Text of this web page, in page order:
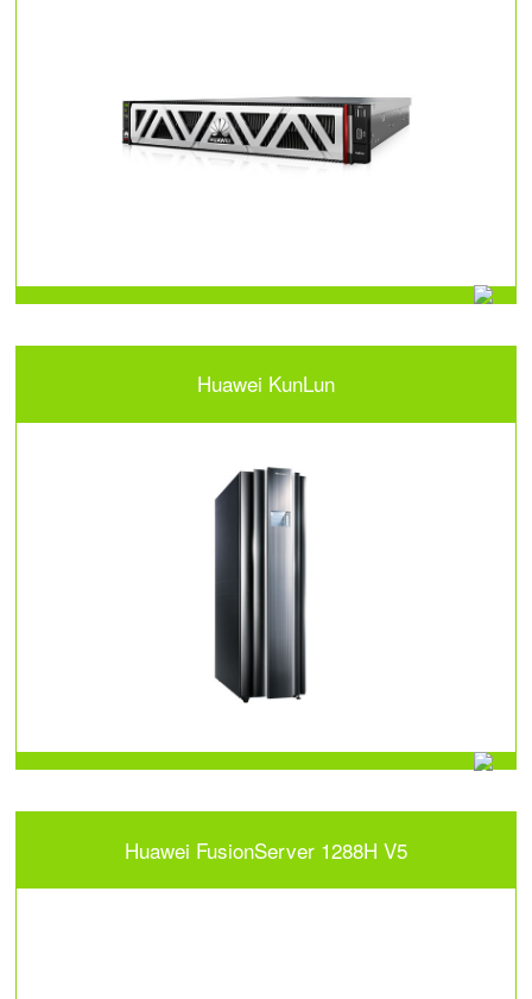
Huawei KunLun
Huawei FusionServer 1288H V5